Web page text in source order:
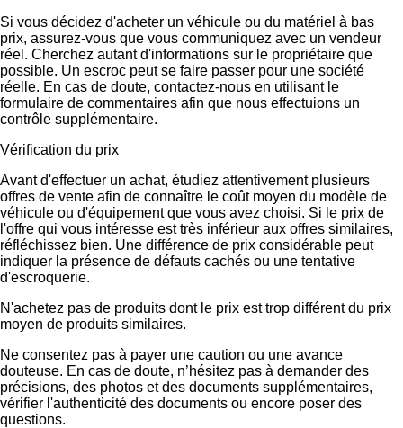
Si vous décidez d'acheter un véhicule ou du matériel à bas
prix, assurez-vous que vous communiquez avec un vendeur
réel. Cherchez autant d'informations sur le propriétaire que
possible. Un escroc peut se faire passer pour une société
réelle. En cas de doute, contactez-nous en utilisant le
formulaire de commentaires afin que nous effectuions un
contrôle supplémentaire.
Vérification du prix
Avant d'effectuer un achat, étudiez attentivement plusieurs
offres de vente afin de connaître le coût moyen du modèle de
véhicule ou d'équipement que vous avez choisi. Si le prix de
l'offre qui vous intéresse est très inférieur aux offres similaires,
réfléchissez bien. Une différence de prix considérable peut
indiquer la présence de défauts cachés ou une tentative
d'escroquerie.
N'achetez pas de produits dont le prix est trop différent du prix
moyen de produits similaires.
Ne consentez pas à payer une caution ou une avance
douteuse. En cas de doute, n’hésitez pas à demander des
précisions, des photos et des documents supplémentaires,
vérifier l'authenticité des documents ou encore poser des
questions.